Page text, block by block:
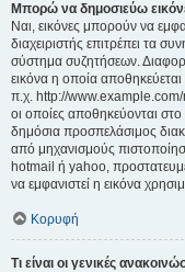
Μπορώ να δημοσιεύω
Ναι, εικόνες μπορούν να
διαχειριστής επιτρέπει τα
σύστημα συζητήσεων.
εικόνα η οποία
π.χ. http://www.example.com/
οι οποίες αποθηκεύονται
δημόσια προσπελάσιμος
από μηχανισμούς
hotmail ή yahoo,
να εμφανιστεί η εικόνα
Κορυφή
Τι είναι οι γενικές